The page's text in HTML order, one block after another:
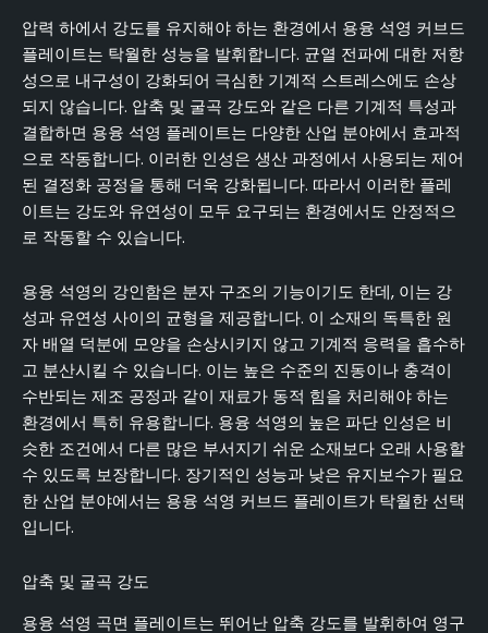
압력 하에서 강도를 유지해야 하는 환경에서 용융 석영 커브드
플레이트는 탁월한 성능을 발휘합니다. 균열 전파에 대한 저항
성으로 내구성이 강화되어 극심한 기계적 스트레스에도 손상
되지 않습니다. 압축 및 굴곡 강도와 같은 다른 기계적 특성과
결합하면 용융 석영 플레이트는 다양한 산업 분야에서 효과적
으로 작동합니다. 이러한 인성은 생산 과정에서 사용되는 제어
된 결정화 공정을 통해 더욱 강화됩니다. 따라서 이러한 플레
이트는 강도와 유연성이 모두 요구되는 환경에서도 안정적으
로 작동할 수 있습니다.
용융 석영의 강인함은 분자 구조의 기능이기도 한데, 이는 강
성과 유연성 사이의 균형을 제공합니다. 이 소재의 독특한 원
자 배열 덕분에 모양을 손상시키지 않고 기계적 응력을 흡수하
고 분산시킬 수 있습니다. 이는 높은 수준의 진동이나 충격이
수반되는 제조 공정과 같이 재료가 동적 힘을 처리해야 하는
환경에서 특히 유용합니다. 용융 석영의 높은 파단 인성은 비
슷한 조건에서 다른 많은 부서지기 쉬운 소재보다 오래 사용할
수 있도록 보장합니다. 장기적인 성능과 낮은 유지보수가 필요
한 산업 분야에서는 용융 석영 커브드 플레이트가 탁월한 선택
입니다.
압축 및 굴곡 강도
용융 석영 곡면 플레이트는 뛰어난 압축 강도를 발휘하여 영구